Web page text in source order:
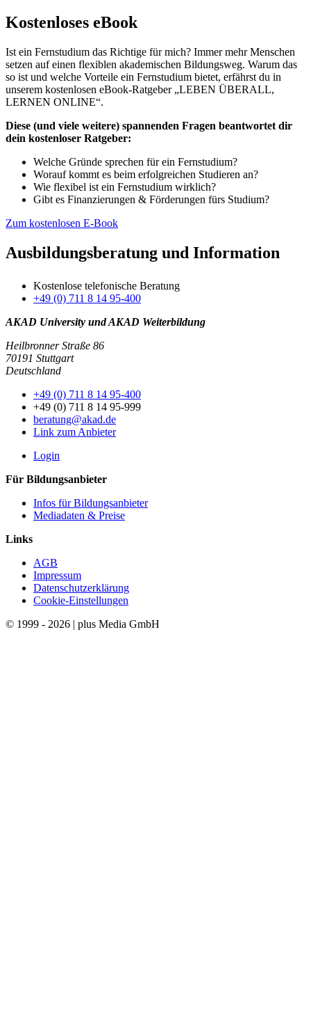
Kostenloses eBook
Ist ein Fernstudium das Richtige für mich? Immer mehr Menschen
setzen auf einen flexiblen akademischen Bildungsweg. Warum das
so ist und welche Vorteile ein Fernstudium bietet, erfährst du in
unserem kostenlosen eBook-Ratgeber „LEBEN ÜBERALL,
LERNEN ONLINE“.
Diese (und viele weitere) spannenden Fragen beantwortet dir
dein kostenloser Ratgeber:
Welche Gründe sprechen für ein Fernstudium?
Worauf kommt es beim erfolgreichen Studieren an?
Wie flexibel ist ein Fernstudium wirklich?
Gibt es Finanzierungen & Förderungen fürs Studium?
Zum kostenlosen E-Book
Ausbildungsberatung und Information
Kostenlose telefonische Beratung
+49 (0) 711 8 14 95-400
AKAD University und AKAD Weiterbildung
Heilbronner Straße 86
70191 Stuttgart
Deutschland
+49 (0) 711 8 14 95-400
+49 (0) 711 8 14 95-999
beratung@akad.de
Link zum Anbieter
Login
Für Bildungsanbieter
Infos für Bildungsanbieter
Mediadaten & Preise
Links
AGB
Impressum
Datenschutzerklärung
Cookie-Einstellungen
© 1999 - 2026 | plus Media GmbH